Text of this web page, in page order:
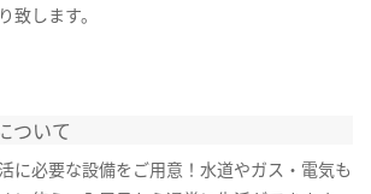
致します。
ついて
に必要な設備をご用意！水道やガス・電気も